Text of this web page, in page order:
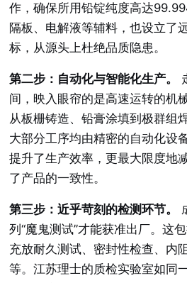
作，确保所用铅锭纯度高达
隔板、电解液等辅料，也设立了
标，从源头上杜绝品质隐患。
第二步：自动化与智能化生产。
间，映入眼帘的是高速运转的机
从板栅铸造、铅膏涂填到极群组
大部分工序均由精密的自动化设
提升了生产效率，更最大限度地
了产品的一致性。
第三步：近乎苛刻的检测环节。
列“魔鬼测试”才能获准出厂。这
充放耐久测试、密封性检查、内
等。江苏理士的质检实验室如同